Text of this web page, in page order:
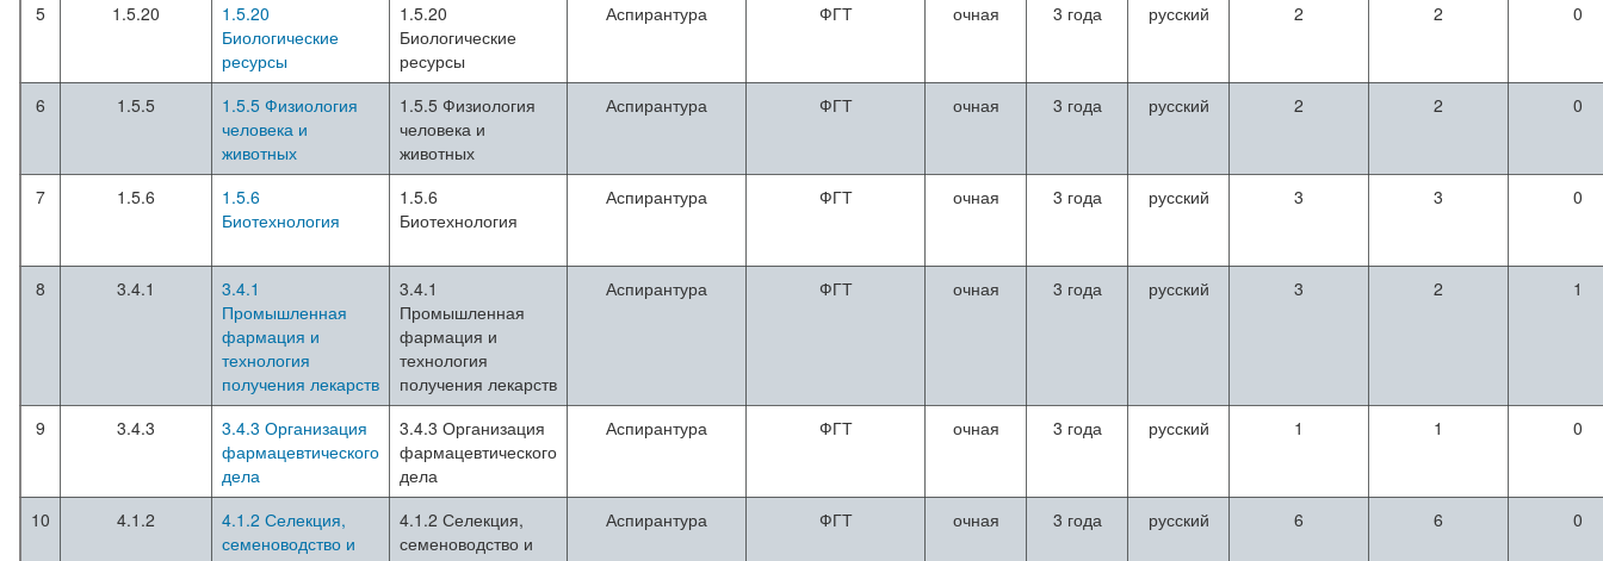
5 1.5.20
1.5.20
Биологические
ресурсы
1.5.20
Биологические
ресурсы
Аспирантура ФГТ очная 3 года русский 2 2 0
6 1.5.5
1.5.5 Физиология
человека и
животных
1.5.5 Физиология
человека и
животных
Аспирантура ФГТ очная 3 года русский 2 2 0
7 1.5.6
1.5.6
Биотехнология
1.5.6
Биотехнология
Аспирантура ФГТ очная 3 года русский 3 3 0
8 3.4.1
3.4.1
Промышленная
фармация и
технология
получения лекарств
3.4.1
Промышленная
фармация и
технология
получения лекарств
Аспирантура ФГТ очная 3 года русский 3 2 1
9 3.4.3
3.4.3 Организация
фармацевтического
дела
3.4.3 Организация
фармацевтического
дела
Аспирантура ФГТ очная 3 года русский 1 1 0
10 4.1.2
4.1.2 Селекция,
семеноводство и
4.1.2 Селекция,
семеноводство и
Аспирантура ФГТ очная 3 года русский 6 6 0